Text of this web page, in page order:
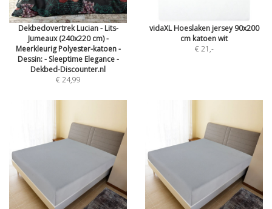
Dekbedovertrek Lucian - Lits-
Jumeaux (240x220 cm) -
Meerkleurig Polyester-katoen -
Dessin: - Sleeptime Elegance -
Dekbed-Discounter.nl
€ 24,99
vidaXL Hoeslaken jersey 90x200
cm katoen wit
€ 21 ,-